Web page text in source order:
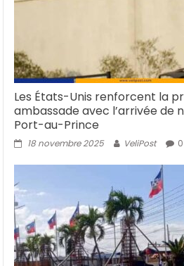
Les États-Unis renforcent la
ambassade avec l’arrivée de
Port-au-Prince
18 novembre 2025 VeliPost 0